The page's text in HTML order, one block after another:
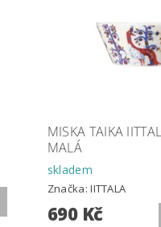
MISKA TAIKA
MALÁ
skladem
Značka:IITTALA
690 Kč